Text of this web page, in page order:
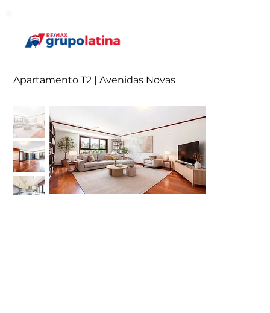
Apartamento T2 | Avenidas Novas